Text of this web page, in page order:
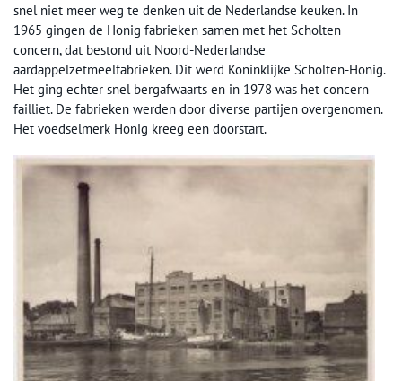
snel niet meer weg te denken uit de Nederlandse keuken. In
1965 gingen de Honig fabrieken samen met het Scholten
concern, dat bestond uit Noord-Nederlandse
aardappelzetmeelfabrieken. Dit werd Koninklijke Scholten-Honig.
Het ging echter snel bergafwaarts en in 1978 was het concern
failliet. De fabrieken werden door diverse partijen overgenomen.
Het voedselmerk Honig kreeg een doorstart.